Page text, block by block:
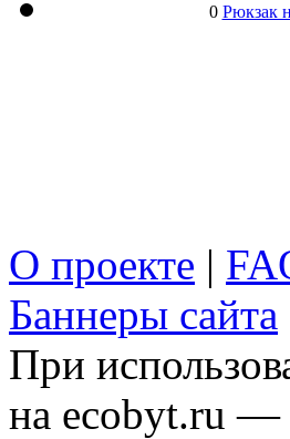
0 Рюкзак
О проекте |
Баннеры сайта
При
на ecobyt.ru —